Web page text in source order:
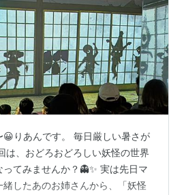
😀りあんです。 毎日厳しい暑さが
は、おどろおどろしい妖怪の世界
てみませんか？👻✨ 実は先日マ
したあのお姉さんから、「妖怪